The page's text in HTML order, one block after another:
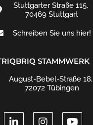
Stuttgarter Straße 115,
70469 Stuttgart
Schreiben Sie uns hier!
STAMMWERK
August-Bebel-Straße 18,
72072 Tübingen